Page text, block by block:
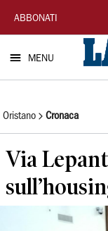
La
Nuova
Sardegna
ABBONATI
MENU
Oristano Cronaca
Via